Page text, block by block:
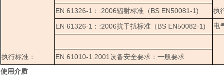
执行标准：
执
EN 61326-1 ： :2006辐射标准（ BS EN50081-1)
EN 61326-1 ： :2006抗干扰标准（ BS EN50082-1) 电
EN 61010-1:2001 设备安全要求：一般要求
使用介质